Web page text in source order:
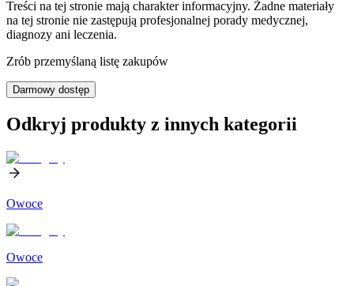
Treści na tej stronie mają charakter informacyjny. Żadne materiały
na tej stronie nie zastępują profesjonalnej porady medycznej,
diagnozy ani leczenia.
Zrób przemyślaną listę zakupów
Darmowy dostęp
Odkryj produkty z innych kategorii
Owoce
Owoce